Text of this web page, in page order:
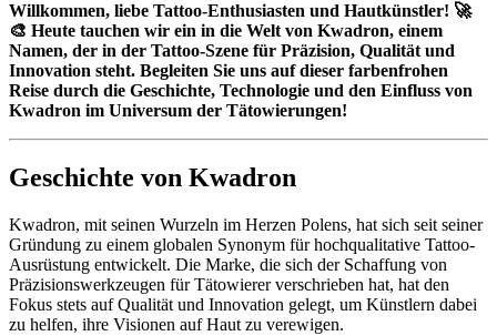
Willkommen, liebe Tattoo-Enthusiasten und Hautkünstler! 🚀
🎨 Heute tauchen wir ein in die Welt von Kwadron, einem
Namen, der in der Tattoo-Szene für Präzision, Qualität und
Innovation steht. Begleiten Sie uns auf dieser farbenfrohen
Reise durch die Geschichte, Technologie und den Einfluss von
Kwadron im Universum der Tätowierungen!
Geschichte von Kwadron
Kwadron, mit seinen Wurzeln im Herzen Polens, hat sich seit seiner
Gründung zu einem globalen Synonym für hochqualitative Tattoo-
Ausrüstung entwickelt. Die Marke, die sich der Schaffung von
Präzisionswerkzeugen für Tätowierer verschrieben hat, hat den
Fokus stets auf Qualität und Innovation gelegt, um Künstlern dabei
zu helfen, ihre Visionen auf Haut zu verewigen.